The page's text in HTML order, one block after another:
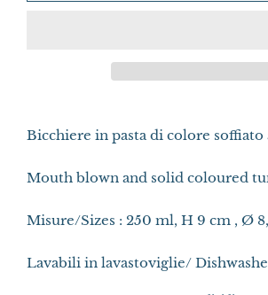
Bicchiere in pasta di colore soffiato
Mouth blown and solid coloured
Misure/Sizes : 250 ml, H 9 cm , Ø
Lavabili in lavastoviglie/